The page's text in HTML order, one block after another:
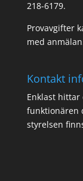
218-6179.
Provavgifter
med
Kontakt
Enklast
funktionären
styrelsen